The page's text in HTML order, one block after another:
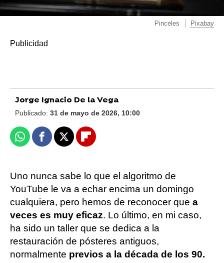
Pinceles Pixabay
Jorge Ignacio De la Vega
Publicado: 31 de mayo de 2026, 10:00
WhatsappFacebook
X Flipboard
Uno nunca sabe lo que el algoritmo de
YouTube le va a echar encima un domingo
cualquiera, pero hemos de reconocer que a
veces es muy eficaz. Lo último, en mi caso,
ha sido un taller que se dedica a la
restauración de pósteres antiguos,
normalmente previos a la década de los 90.